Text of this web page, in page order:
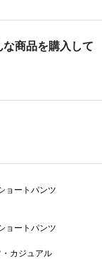
商品を購入して
ョートパンツ
ョートパンツ
カジュアル